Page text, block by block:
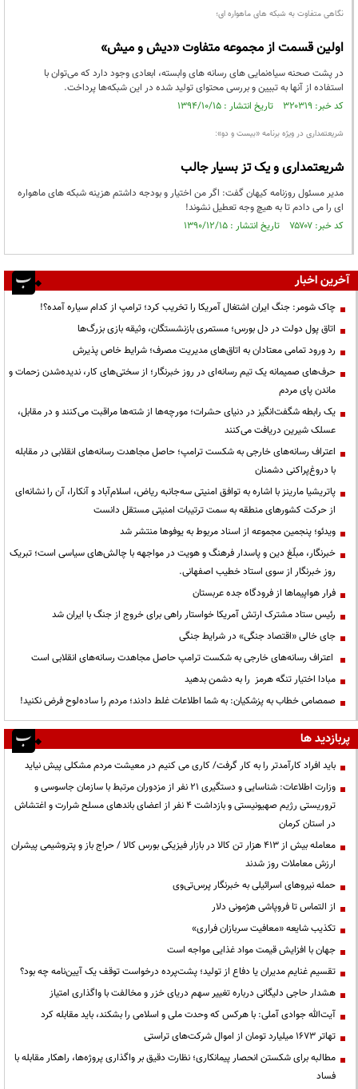
نگاهی متفاوت به شبکه های ماهواره ای؛
اولین قسمت از مجموعه متفاوت «دیش و میش»
در پشت صحنه سیاه‌نمایی های رسانه های وابسته، ابعادی وجود دارد که می‌توان با
استفاده از آنها به تبیین و بررسی محتوای تولید شده در این شبکه‌ها پرداخت.
کد خبر: ۳۲۰۳۱۹ تاریخ انتشار : ۱۳۹۴/۱۰/۱۵
شریعتمداری در ویژه برنامه «بیست و دو»:
شریعتمداری و یک تز بسیار جالب
مدیر مسئول روزنامه کیهان گفت: اگر من اختیار و بودجه داشتم هزینه شبکه های ماهواره
ای را می دادم تا به هیچ وجه تعطیل نشوند!
کد خبر: ۷۵۷۰۷ تاریخ انتشار : ۱۳۹۰/۱۲/۱۵
آخرین اخبار
چاک شومر: جنگ ایران اشتغال آمریکا را تخریب کرد؛ ترامپ از کدام سیاره آمده؟!
اتاق پول دولت در دل بورس؛ مستمری بازنشستگان، وثیقه بازی بزرگ‌ها
رد ورود تمامی معتادان به اتاق‌های مدیریت مصرف؛ شرایط خاص پذیرش
حرف‌های صمیمانه یک تیم رسانه‌ای در روز خبرنگار؛ از سختی‌های کار، ندیده‌شدن زحمات و
ماندن پای مردم
یک رابطه شگفت‌انگیز در دنیای حشرات؛ مورچه‌ها از شته‌ها مراقبت می‌کنند و در مقابل،
عسلک شیرین دریافت می‌کنند
اعتراف رسانه‌های خارجی به شکست ترامپ؛ حاصل مجاهدت رسانه‌های انقلابی در مقابله
با دروغ‌پراکنی دشمنان
پاتریشیا مارینز با اشاره به توافق امنیتی سه‌جانبه ریاض، اسلام‌آباد و آنکارا، آن را نشانه‌ای
از حرکت کشورهای منطقه به سمت ترتیبات امنیتی مستقل دانست
ویدئو؛ پنجمین مجموعه از اسناد مربوط به یوفوها منتشر شد
خبرنگار، مبلّغ دین و پاسدار فرهنگ و هویت در مواجهه با چالش‌های سیاسی است؛ تبریک
روز خبرنگار از سوی استاد خطیب اصفهانی.
فرار هواپیماها از فرودگاه جده عربستان
رئیس ستاد مشترک ارتش آمریکا خواستار راهی برای خروج از جنگ با ایران شد
جای خالی «اقتصاد جنگی» در شرایط جنگی
اعتراف رسانه‌های خارجی به شکست ترامپ حاصل مجاهدت رسانه‌های انقلابی است
مبادا اختیار تنگه هرمز را به دشمن بدهید
صمصامی خطاب به پزشکیان: به شما اطلاعات غلط دادند؛ مردم را ساده‌لوح فرض نکنید!
پربازدید ها
باید افراد کارآمدتر را به کار گرفت/ کاری می کنیم در معیشت مردم مشکلی پیش نیاید
وزارت اطلاعات: شناسایی و دستگیری ۲۱ نفر از مزدوران مرتبط با سازمان جاسوسی و
تروریستی رژیم صهیونیستی و بازداشت ۴ نفر از اعضای باندهای مسلح شرارت و اغتشاش
در استان کرمان
معامله بیش از ۴۱۳ هزار تن کالا در بازار فیزیکی بورس کالا / حراج باز و پتروشیمی پیشران
ارزش معاملات روز شدند
حمله نیروهای اسرائیلی به خبرنگار پرس‌تی‌وی
از التماس تا فروپاشی هژمونی دلار
تکذیب شایعه «معافیت سربازان فراری»
جهان با افزایش قیمت مواد غذایی مواجه است
تقسیم غنایم مدیران یا دفاع از تولید؛ پشت‌پرده درخواست توقف یک آیین‌نامه چه بود؟
هشدار حاجی دلیگانی درباره تغییر سهم دریای خزر و مخالفت با واگذاری امتیاز
آیت‌الله جوادی آملی: با هرکس که وحدت ملی و اسلامی را بشکند، باید مقابله کرد
تهاتر ۱۶۷۳ میلیارد تومان از اموال شرکت‌های تراستی
مطالبه برای شکستن انحصار پیمانکاری؛ نظارت دقیق بر واگذاری پروژه‌ها، راهکار مقابله با
فساد